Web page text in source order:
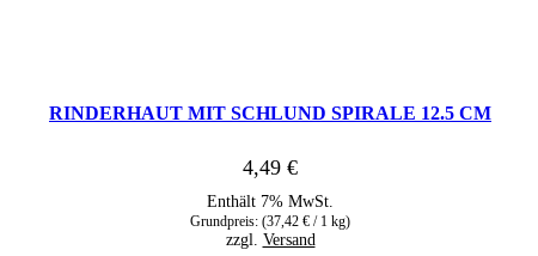
RINDERHAUT MIT SCHLUND SPIRALE 12.5 CM
4,49 €
Enthält 7% MwSt.
Grundpreis: (37,42 € / 1 kg)
zzgl. Versand